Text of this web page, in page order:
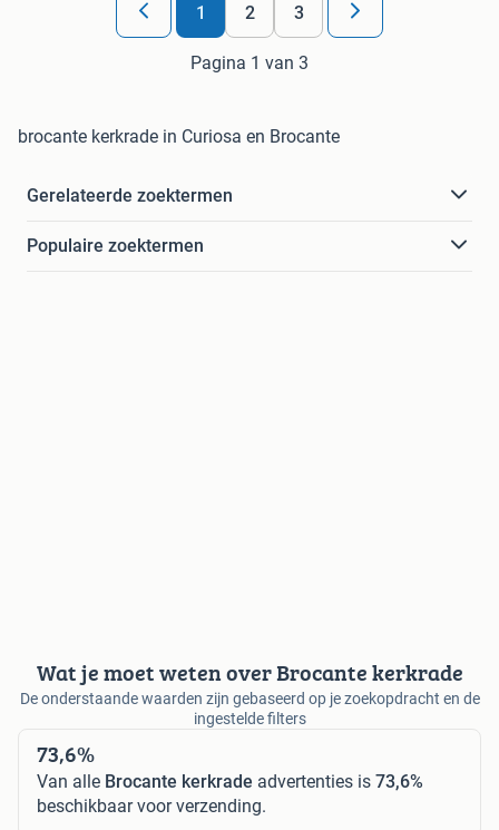
1 2 3
Pagina 1 van 3
brocante kerkrade in Curiosa en Brocante
Gerelateerde zoektermen
Populaire zoektermen
Wat je moet weten over Brocante kerkrade
De onderstaande waarden zijn gebaseerd op je zoekopdracht en de
ingestelde filters
73,6%
Van alle Brocante kerkrade advertenties is 73,6%
beschikbaar voor verzending.